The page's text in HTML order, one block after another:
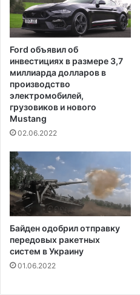
е
с
т
в
в
о
е
м
п
р
в
о
м
к
с
м
ч
Ford объявил об
инвестициях в размере 3,7
миллиарда долларов в
производство
электромобилей,
грузовиков и нового
Mustang
02.06.2022
Байден одобрил отправку
передовых ракетных
систем в Украину
01.06.2022